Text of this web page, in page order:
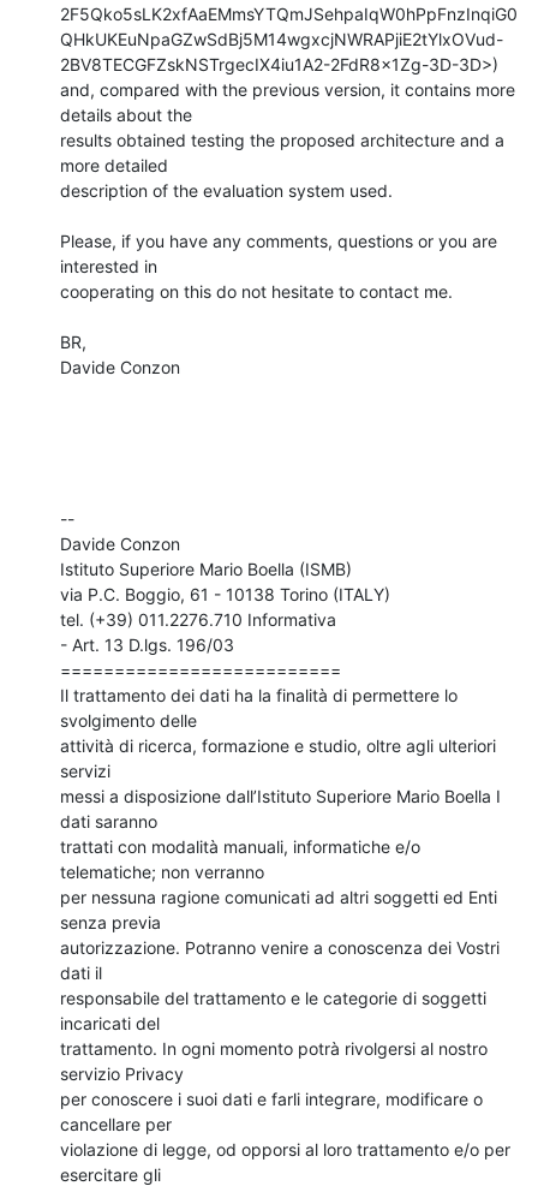
2F5Qko5sLK2xfAaEMmsYTQmJSehpaIqW0hPpFnzInqiG0
QHkUKEuNpaGZwSdBj5M14wgxcjNWRAPjiE2tYlxOVud-
2BV8TECGFZskNSTrgecIX4iu1A2-2FdR8x1Zg-3D-3D>)
and, compared with the previous version, it contains more
details about the
results obtained testing the proposed architecture and a
more detailed
description of the evaluation system used.
Please, if you have any comments, questions or you are
interested in
cooperating on this do not hesitate to contact me.
BR,
Davide Conzon
--
Davide Conzon
Istituto Superiore Mario Boella (ISMB)
via P.C. Boggio, 61 - 10138 Torino (ITALY)
tel. (+39) 011.2276.710 Informativa
- Art. 13 D.lgs. 196/03
==========================
Il trattamento dei dati ha la finalità di permettere lo
svolgimento delle
attività di ricerca, formazione e studio, oltre agli ulteriori
servizi
messi a disposizione dall’Istituto Superiore Mario Boella I
dati saranno
trattati con modalità manuali, informatiche e/o
telematiche; non verranno
per nessuna ragione comunicati ad altri soggetti ed Enti
senza previa
autorizzazione. Potranno venire a conoscenza dei Vostri
dati il
responsabile del trattamento e le categorie di soggetti
incaricati del
trattamento. In ogni momento potrà rivolgersi al nostro
servizio Privacy
per conoscere i suoi dati e farli integrare, modificare o
cancellare per
violazione di legge, od opporsi al loro trattamento e/o per
esercitare gli